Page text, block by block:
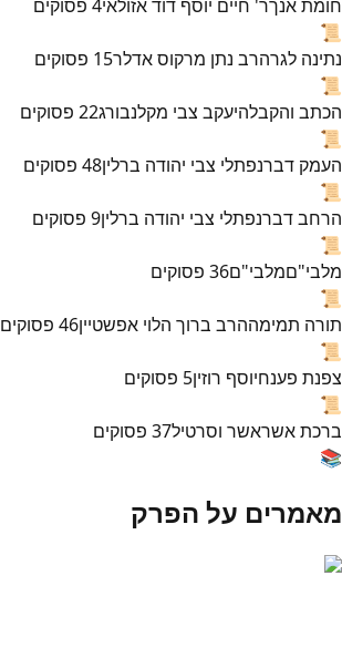
חומת אנךר' חיים יוסף דוד אזולאי4 פסוקים
📜
נתינה לגרהרב נתן מרקוס אדלר15 פסוקים
📜
הכתב והקבלהיעקב צבי מקלנבורג22 פסוקים
📜
העמק דברנפתלי צבי יהודה ברלין48 פסוקים
📜
הרחב דברנפתלי צבי יהודה ברלין9 פסוקים
📜
מלבי"םמלבי"ם36 פסוקים
📜
תורה תמימההרב ברוך הלוי אפשטיין46 פסוקים
📜
צפנת פענחיוסף רוזין5 פסוקים
📜
ברכת אשראשר וסרטיל37 פסוקים
📚
מאמרים על הפרק